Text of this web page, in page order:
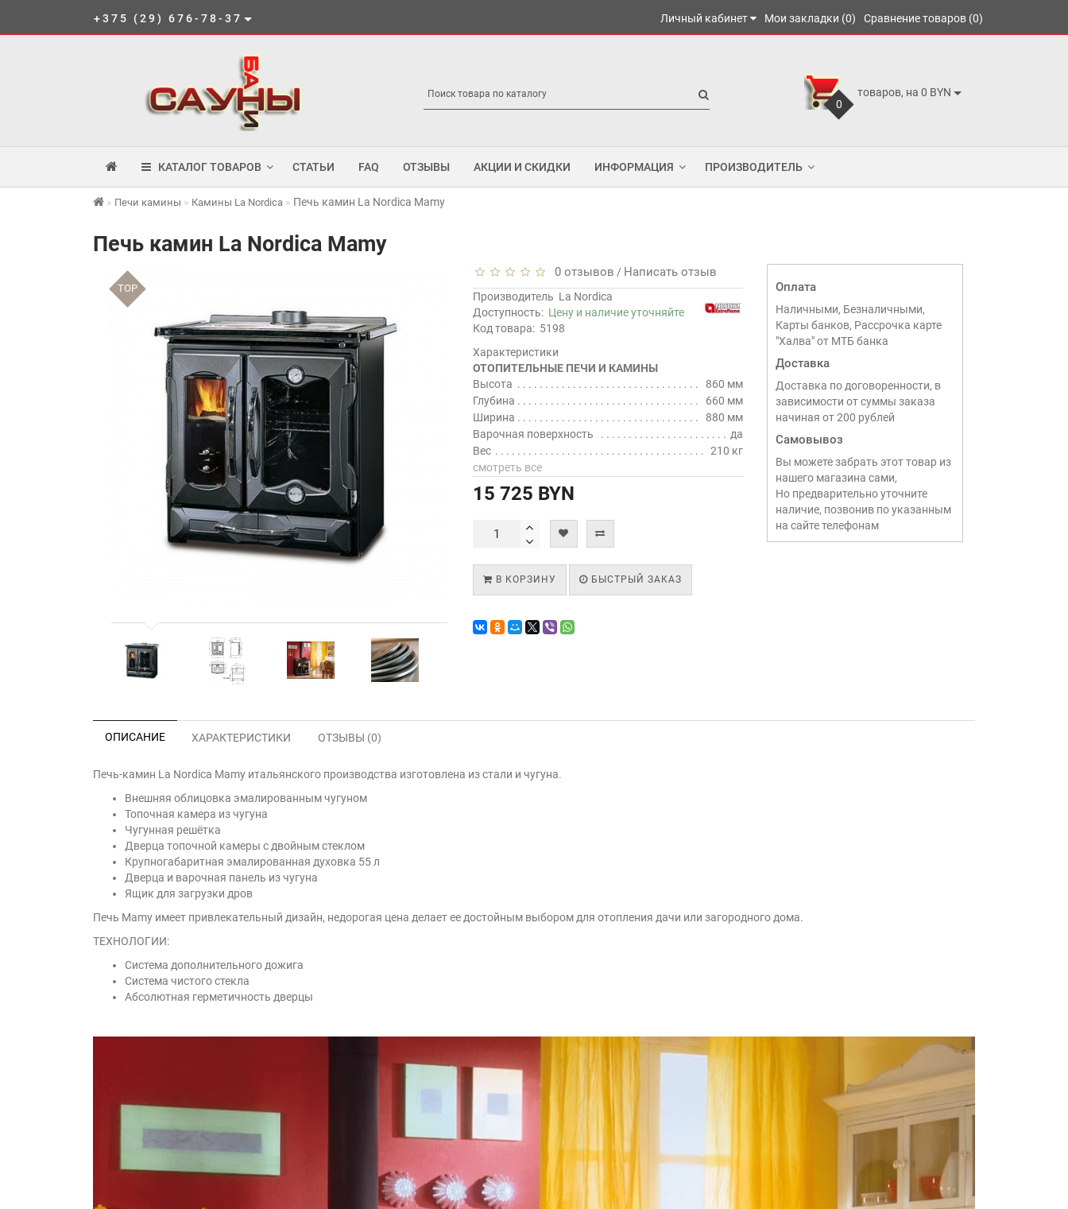
+375 (29) 676-78-37 Личный кабинет Мои закладки (0) Сравнение товаров (0)
0
товаров, на 0 BYN
КАТАЛОГ ТОВАРОВ СТАТЬИ FAQ ОТЗЫВЫ АКЦИИ И СКИДКИ ИНФОРМАЦИЯ ПРОИЗВОДИТЕЛЬ
Печи камины Камины La Nordica Печь камин La Nordica Mamy
Печь камин La Nordica Mamy
TOP
0 отзывов / Написать отзыв
Производитель La Nordica
Доступность: Цену и наличие уточняйте
Код товара: 5198
Характеристики
ОТОПИТЕЛЬНЫЕ ПЕЧИ И КАМИНЫ
Высота
860 мм
Глубина
660 мм
Ширина
880 мм
Варочная поверхность
да
Вес
210 кг
смотреть все
15 725 BYN
В КОРЗИНУ БЫСТРЫЙ ЗАКАЗ
Оплата
Наличными, Безналичными,
Карты банков, Рассрочка карте
"Халва" от МТБ банка
Доставка
Доставка по договоренности, в
зависимости от суммы заказа
начиная от 200 рублей
Самовывоз
Вы можете забрать этот товар из
нашего магазина сами,
Но предварительно уточните
наличие, позвонив по указанным
на сайте телефонам
ОПИСАНИЕ ХАРАКТЕРИСТИКИ ОТЗЫВЫ (0)
Печь-камин La Nordica Mamy итальянского производства изготовлена из стали и чугуна.
Внешняя облицовка эмалированным чугуном
Топочная камера из чугуна
Чугунная решётка
Дверца топочной камеры с двойным стеклом
Крупногабаритная эмалированная духовка 55 л
Дверца и варочная панель из чугуна
Ящик для загрузки дров
Печь Mamy имеет привлекательный дизайн, недорогая цена делает ее достойным выбором для отопления дачи или загородного дома.
ТЕХНОЛОГИИ:
Система дополнительного дожига
Система чистого стекла
Абсолютная герметичность дверцы